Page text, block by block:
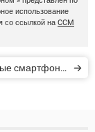
использование
со ссылкой на CCM
смартфоны